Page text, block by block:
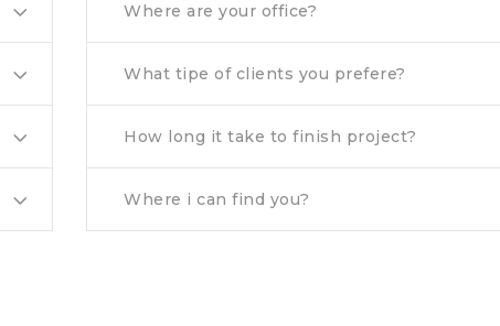
Where are your office?
What tipe of clients you prefere?
How long it take to finish project?
Where i can find you?